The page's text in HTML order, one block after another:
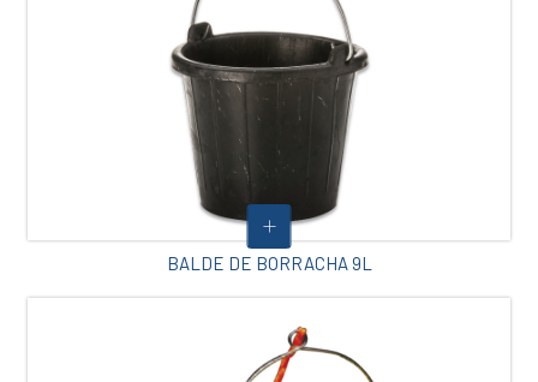
BALDE DE BORRACHA 9L